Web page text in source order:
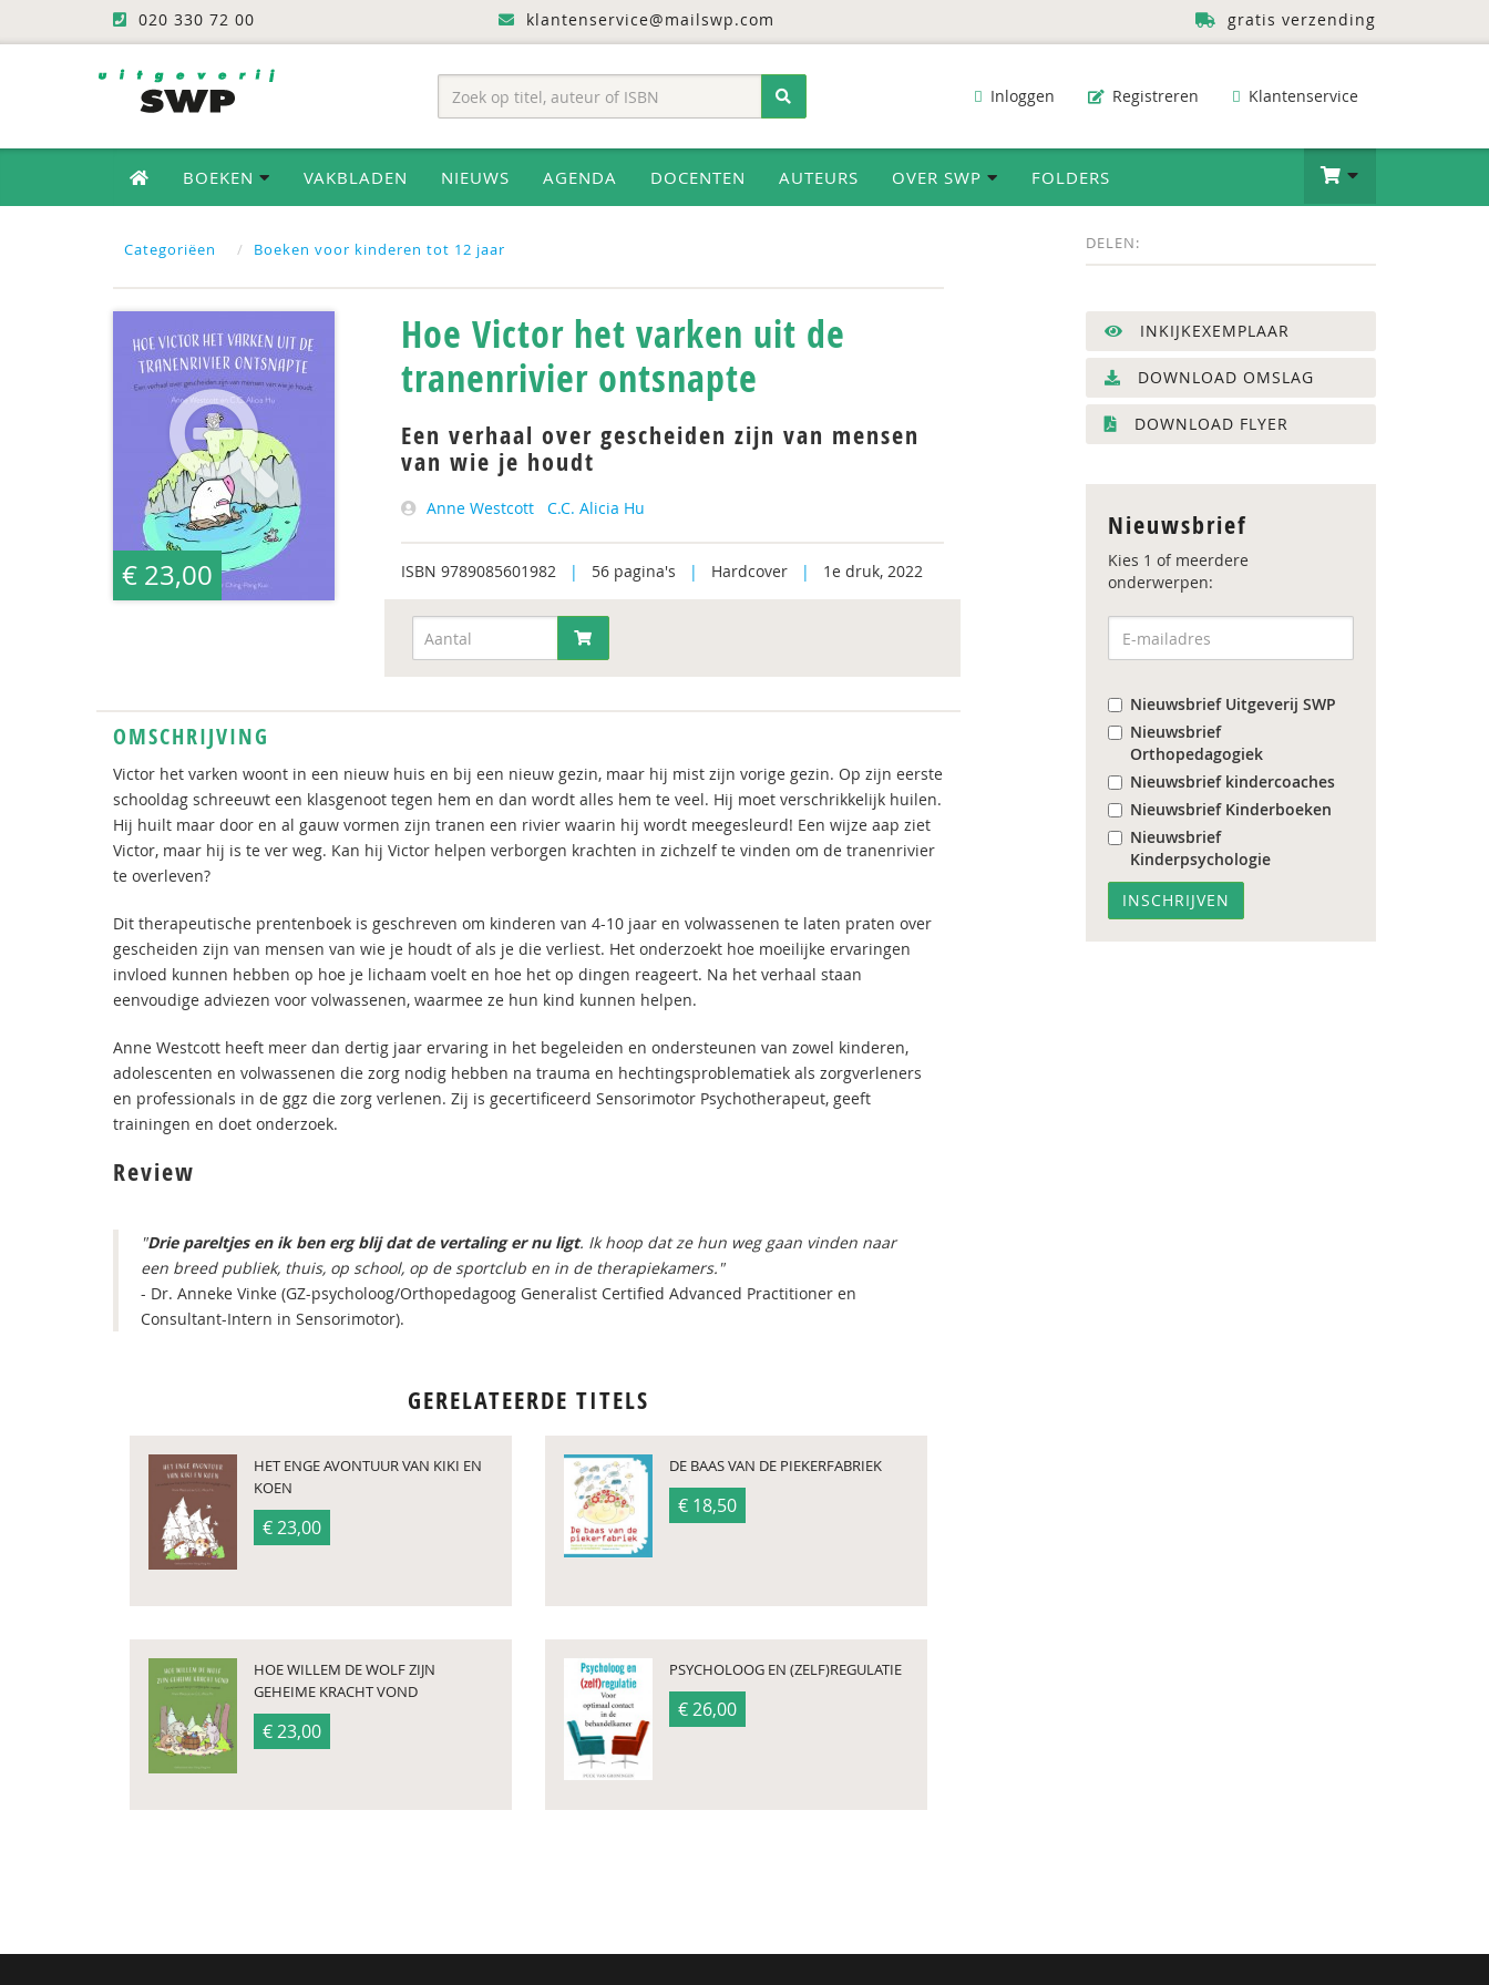
020 330 72 00 klantenservice@mailswp.com gratis verzending
Inloggen Registreren Klantenservice
BOEKEN VAKBLADEN NIEUWS AGENDA DOCENTEN AUTEURS OVER SWP FOLDERS
Categoriëen Boeken voor kinderen tot 12 jaar DELEN:
€ 23,00
Hoe Victor het varken uit de
tranenrivier ontsnapte
Een verhaal over gescheiden zijn van mensen
van wie je houdt
Anne Westcott C.C. Alicia Hu
ISBN 9789085601982 | 56 pagina's | Hardcover | 1e druk, 2022
OMSCHRIJVING
Victor het varken woont in een nieuw huis en bij een nieuw gezin, maar hij mist zijn vorige gezin. Op zijn eerste
schooldag schreeuwt een klasgenoot tegen hem en dan wordt alles hem te veel. Hij moet verschrikkelijk huilen.
Hij huilt maar door en al gauw vormen zijn tranen een rivier waarin hij wordt meegesleurd! Een wijze aap ziet
Victor, maar hij is te ver weg. Kan hij Victor helpen verborgen krachten in zichzelf te vinden om de tranenrivier
te overleven?
Dit therapeutische prentenboek is geschreven om kinderen van 4-10 jaar en volwassenen te laten praten over
gescheiden zijn van mensen van wie je houdt of als je die verliest. Het onderzoekt hoe moeilijke ervaringen
invloed kunnen hebben op hoe je lichaam voelt en hoe het op dingen reageert. Na het verhaal staan
eenvoudige adviezen voor volwassenen, waarmee ze hun kind kunnen helpen.
Anne Westcott heeft meer dan dertig jaar ervaring in het begeleiden en ondersteunen van zowel kinderen,
adolescenten en volwassenen die zorg nodig hebben na trauma en hechtingsproblematiek als zorgverleners
en professionals in de ggz die zorg verlenen. Zij is gecertificeerd Sensorimotor Psychotherapeut, geeft
trainingen en doet onderzoek.
Review
"Drie pareltjes en ik ben erg blij dat de vertaling er nu ligt. Ik hoop dat ze hun weg gaan vinden naar
een breed publiek, thuis, op school, op de sportclub en in de therapiekamers."
- Dr. Anneke Vinke (GZ-psycholoog/Orthopedagoog Generalist Certified Advanced Practitioner en
Consultant-Intern in Sensorimotor).
GERELATEERDE TITELS
HET ENGE AVONTUUR VAN KIKI EN
KOEN
€ 23,00
DE BAAS VAN DE PIEKERFABRIEK
€ 18,50
HOE WILLEM DE WOLF ZIJN
GEHEIME KRACHT VOND
€ 23,00
PSYCHOLOOG EN (ZELF)REGULATIE
€ 26,00
INKIJKEXEMPLAAR
DOWNLOAD OMSLAG
DOWNLOAD FLYER
Nieuwsbrief
Kies 1 of meerdere
onderwerpen:
Nieuwsbrief Uitgeverij SWP
Nieuwsbrief
Orthopedagogiek
Nieuwsbrief kindercoaches
Nieuwsbrief Kinderboeken
Nieuwsbrief
Kinderpsychologie